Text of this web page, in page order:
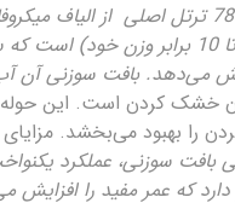
حوله میکروفایبر آبگیر58*78
آن، جذب آب بسیار بالا
می‌دهد. بافت سوزنی آن آب
خشک کردن است. این حوله
را بهبود می‌بخشد.
بافت سوزنی، عملکرد